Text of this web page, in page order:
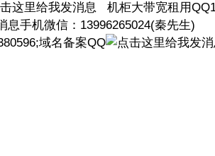
机柜大带宽租用
手机微信：13996265024(秦先生)
域名备案QQ